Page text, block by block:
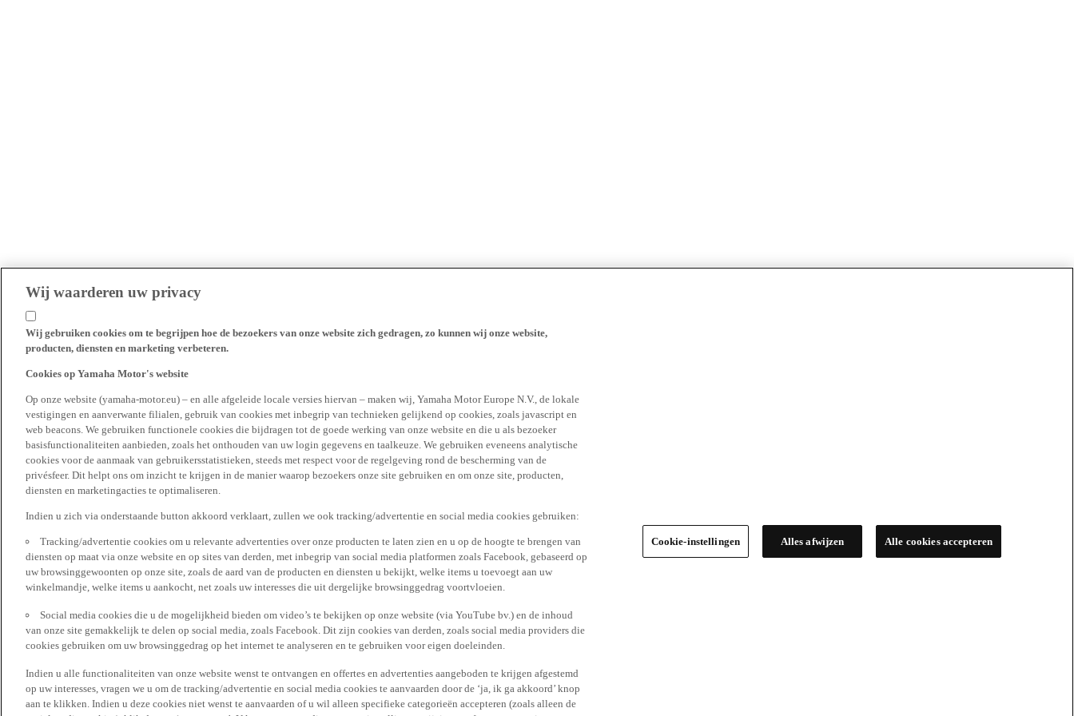
Wij waarderen uw privacy
Wij gebruiken cookies om te begrijpen hoe de bezoekers van onze website zich gedragen, zo kunnen wij onze website,
producten, diensten en marketing verbeteren.
Cookies op Yamaha Motor's website
Op onze website (yamaha-motor.eu) – en alle afgeleide locale versies hiervan – maken wij, Yamaha Motor Europe N.V., de lokale
vestigingen en aanverwante filialen, gebruik van cookies met inbegrip van technieken gelijkend op cookies, zoals javascript en
web beacons. We gebruiken functionele cookies die bijdragen tot de goede werking van onze website en die u als bezoeker
basisfunctionaliteiten aanbieden, zoals het onthouden van uw login gegevens en taalkeuze. We gebruiken eveneens analytische
cookies voor de aanmaak van gebruikersstatistieken, steeds met respect voor de regelgeving rond de bescherming van de
privésfeer. Dit helpt ons om inzicht te krijgen in de manier waarop bezoekers onze site gebruiken en om onze site, producten,
diensten en marketingacties te optimaliseren.
Indien u zich via onderstaande button akkoord verklaart, zullen we ook tracking/advertentie en social media cookies gebruiken:
Tracking/advertentie cookies om u relevante advertenties over onze producten te laten zien en u op de hoogte te brengen van
diensten op maat via onze website en op sites van derden, met inbegrip van social media platformen zoals Facebook, gebaseerd op
uw browsinggewoonten op onze site, zoals de aard van de producten en diensten u bekijkt, welke items u toevoegt aan uw
winkelmandje, welke items u aankocht, net zoals uw interesses die uit dergelijke browsinggedrag voortvloeien.
Social media cookies die u de mogelijkheid bieden om video’s te bekijken op onze website (via YouTube bv.) en de inhoud
van onze site gemakkelijk te delen op social media, zoals Facebook. Dit zijn cookies van derden, zoals social media providers die
cookies gebruiken om uw browsinggedrag op het internet te analyseren en te gebruiken voor eigen doeleinden.
Indien u alle functionaliteiten van onze website wenst te ontvangen en offertes en advertenties aangeboden te krijgen afgestemd
op uw interesses, vragen we u om de tracking/advertentie en social media cookies te aanvaarden door de ‘ja, ik ga akkoord’ knop
aan te klikken. Indien u deze cookies niet wenst te aanvaarden of u wil alleen specifieke categorieën accepteren (zoals alleen de
Cookie-instellingen Alles afwijzen Alle cookies accepteren